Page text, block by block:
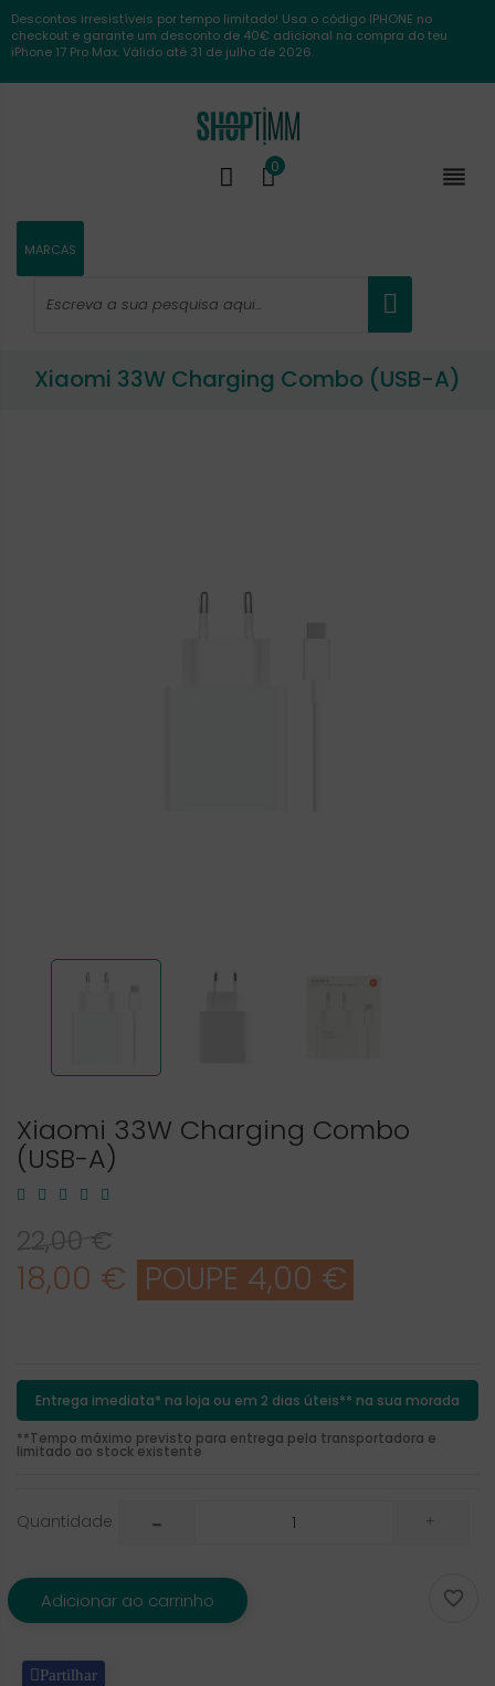
Descontos irresistíveis por tempo limitado! Usa o código IPHONE no
checkout e garante um desconto de 40€ adicional na compra do teu
iPhone 17 Pro Max. Válido até 31 de julho de 2026.

0
MARCAS
Xiaomi 33W Charging Combo (USB-A)
Xiaomi 33W Charging Combo
(USB-A)
22,00 €
18,00 € POUPE 4,00 €
Entrega imediata* na loja ou em 2 dias úteis** na sua morada
**Tempo máximo previsto para entrega pela transportadora e
limitado ao stock existente
Quantidade
Adicionar ao carrinho
Partilhar
